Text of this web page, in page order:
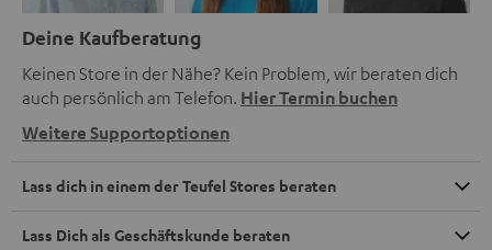
Deine Kaufberatung
Keinen Store in der Nähe? Kein Problem, wir beraten dich
auch persönlich am Telefon. Hier Termin buchen
Weitere Supportoptionen
Lass dich in einem der Teufel Stores beraten
Lass Dich als Geschäftskunde beraten